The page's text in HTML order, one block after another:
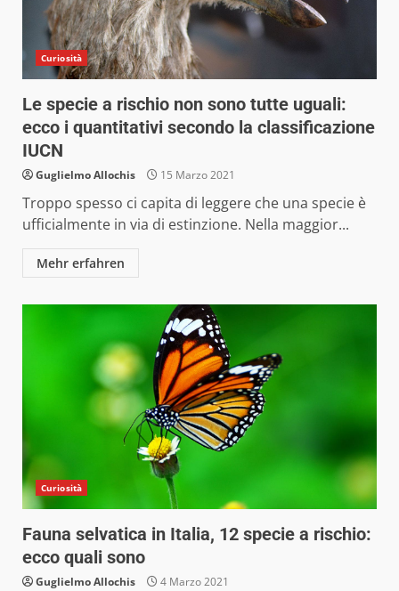
Curiosità
Le specie a rischio non sono tutte uguali:
ecco i quantitativi secondo la classificazione
IUCN
Guglielmo Allochis 15 Marzo 2021
Troppo spesso ci capita di leggere che una specie è
ufficialmente in via di estinzione. Nella maggior...
Mehr erfahren
Curiosità
Fauna selvatica in Italia, 12 specie a rischio:
ecco quali sono
Guglielmo Allochis 4 Marzo 2021